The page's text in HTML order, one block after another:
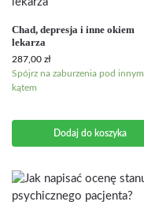
Chad, depresja i inne okiem
lekarza
287,00 zł
Spójrz na zaburzenia pod innym
kątem
Dodaj do koszyka